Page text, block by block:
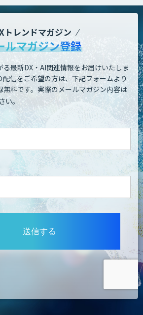
トレンドマガジン
ルマガジン登録
最新DX・AI関連情報をお届けいたしま
配信をご希望の方は、下記フォームより
料です。 実際のメールマガジン内容は
い。
送信する